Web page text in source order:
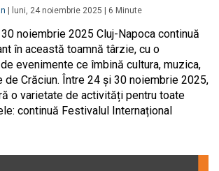
luni, 24 noiembrie 2025 6 Minute
noiembrie 2025 Cluj-Napoca continuă
în această toamnă târzie, cu o
evenimente ce îmbină cultura, muzica,
de Crăciun. Între 24 și 30 noiembrie 2025,
o varietate de activități pentru toate
continuă Festivalul Internațional